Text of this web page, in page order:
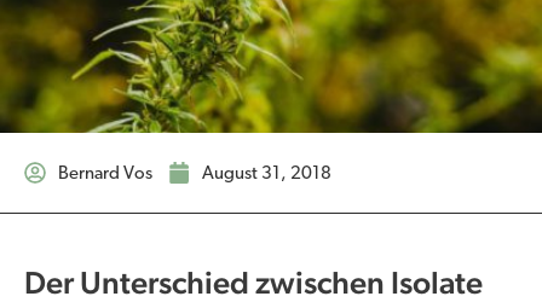
Bernard Vos August 31, 2018
Der Unterschied zwischen Isolate